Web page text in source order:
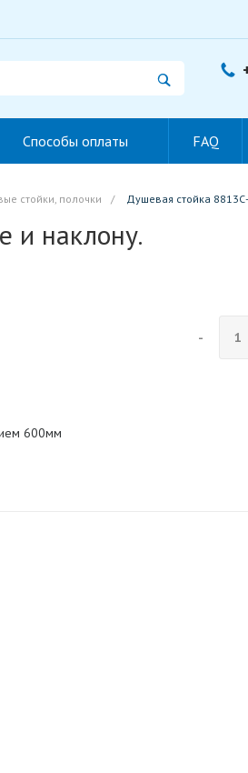
Способы оплаты FAQ
стойки, полочки / Душевая стойка
и наклону.
-
600мм